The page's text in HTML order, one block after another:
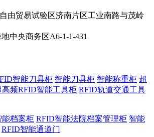
由贸易试验区济南片区工业南路与茂岭
中央商务区A6-1-1-431
智能刀具柜 智能刀具柜 智能称重柜 超
高频RFID智能工具柜 RFID轨道交通工具
能档案柜 RFID智能法院档案管理柜 智能
RFID智能通道门